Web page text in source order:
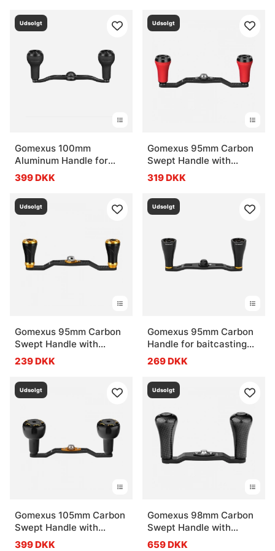
Udsolgt
Gomexus 100mm
Aluminum Handle for
baitcasting Reel
Black/Black
399 DKK
Udsolgt
Gomexus 95mm Carbon
Swept Handle with
20mm TPE Knob
319 DKK
Udsolgt
Gomexus 95mm Carbon
Swept Handle with
20mm Aluminium Knob
239 DKK
Udsolgt
Gomexus 95mm Carbon
Handle for baitcasting
Reel
269 DKK
Udsolgt
Gomexus 105mm Carbon
Swept Handle with
30mm Aluminium Knob
399 DKK
Udsolgt
Gomexus 98mm Carbon
Swept Handle with
30mm Carbon Knob
659 DKK